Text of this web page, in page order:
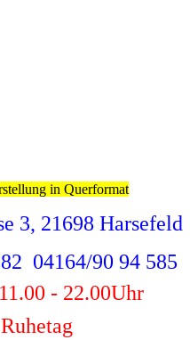
in Querformat
3, 21698 Harsefeld
04164/90 94 585
- 22.00Uhr